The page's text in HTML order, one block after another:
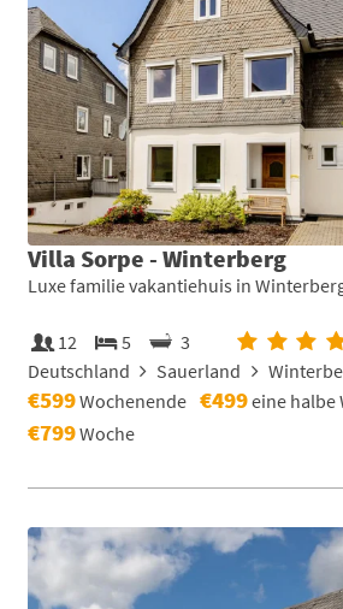
Villa Sorpe - Winterberg
Luxe familie vakantiehuis in
12 5
3
Deutschland
Sauerland
€599Wochenende €499eine halbe
€799Woche